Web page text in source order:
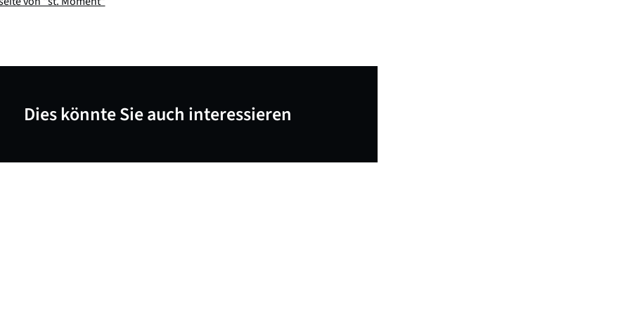
Dies könnte Sie auch interessieren